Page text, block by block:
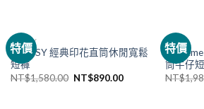
特價
STUSSY
STUSSY 經典印花直筒休閒寬鬆
短褲
NT$1,580.00 NT$890.00
特價
NIKE
筒牛仔
NT$